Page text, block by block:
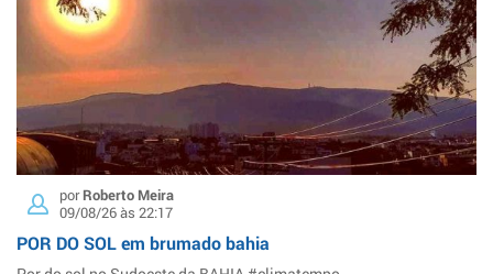
porRoberto Meira
09/08/26 às 22:17
POR DO SOL em brumado bahia